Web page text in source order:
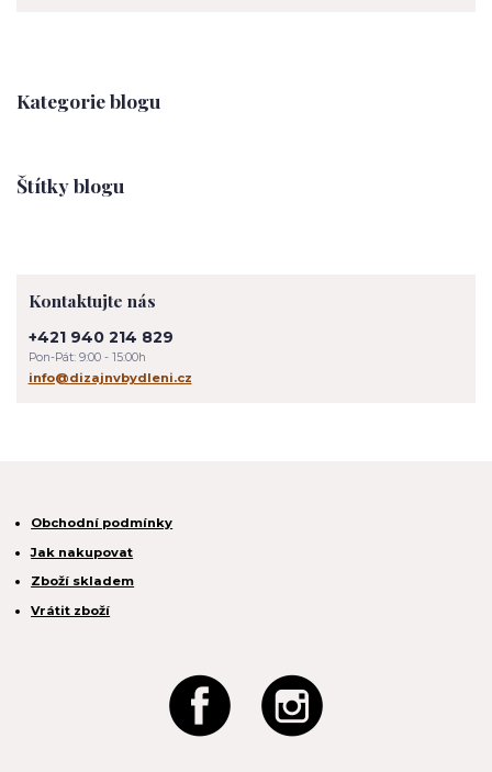
Kategorie blogu
Štítky blogu
Kontaktujte nás
+421 940 214 829
Pon-Pát: 9:00 - 15:00h
info@dizajnvbydleni.cz
Obchodní podmínky
Jak nakupovat
Zboží skladem
Vrátit zboží